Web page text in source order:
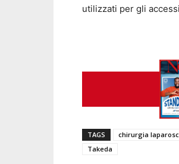
utilizzati per gli
TAGS chirurgia
Takeda